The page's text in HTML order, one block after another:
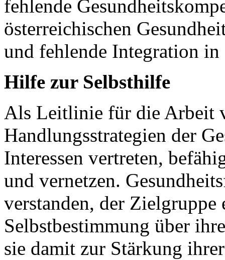
fehlende
österreichischen
und fehlende Integration in
Hilfe zur Selbsthilfe
Als Leitlinie für die Arbeit
Handlungsstrategien der
Interessen vertreten,
und vernetzen.
verstanden, der Zielgruppe
Selbstbestimmung über
sie damit zur Stärkung